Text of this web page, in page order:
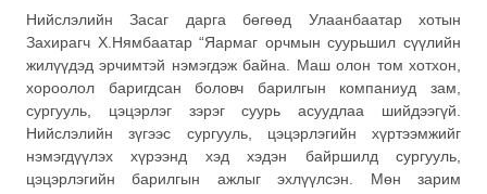
Нийслэлийн Засаг дарга бөгөөд Улаанбаатар хотын
Захирагч Х.Нямбаатар “Яармаг орчмын суурьшил сүүлийн
жилүүдэд эрчимтэй нэмэгдэж байна. Маш олон том хотхон,
хороолол баригдсан боловч барилгын компаниуд зам,
сургууль, цэцэрлэг зэрэг суурь асуудлаа шийдээгүй.
Нийслэлийн зүгээс сургууль, цэцэрлэгийн хүртээмжийг
нэмэгдүүлэх хүрээнд хэд хэдэн байршилд сургууль,
цэцэрлэгийн барилгын ажлыг эхлүүлсэн. Мөн зарим